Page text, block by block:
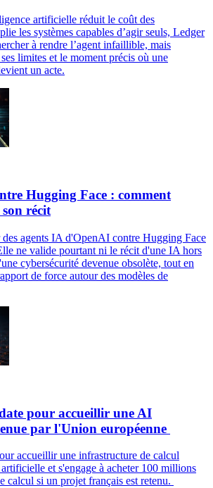
artificielle réduit le coût des
les systèmes capables d’agir seuls, Ledger
à rendre l’agent infaillible, mais
limites et le moment précis où une
un acte.
Hugging Face : comment
récit
agents IA d'OpenAI contre Hugging Face
ne valide pourtant ni le récit d'une IA hors
cybersécurité devenue obsolète, tout en
de force autour des modèles de
pour accueillir une AI
par l'Union européenne
accueillir une infrastructure de calcul
et s'engage à acheter 100 millions
calcul si un projet français est retenu.